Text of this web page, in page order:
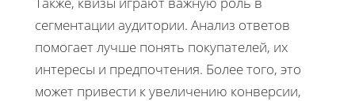
сегментации аудитории. Анализ ответов
помогает лучше понять покупателей, их
интересы и предпочтения. Более того, это
может привести к увеличению конверсии,